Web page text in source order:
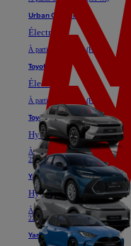
Urban Cruiser
Électrique
À partir de 29.747 € (HTVA)
Toyota bZ4X
Électrique
À partir de 37.025 € (HTVA)
Toyota C-HR
Hybride ou Plug-in Hybride
À partir de
24.611 € (HTVA)
29.739 €
Yaris
Hybride
À partir de
18.871 € (HTVA)
22.811 €
Yaris Cross